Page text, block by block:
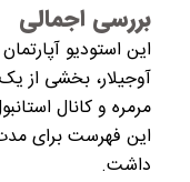
بررسی اجمالی
این استودیو
آوجیلار، بخشی از
مرمره و کانال
این فهرست برای
داشت.